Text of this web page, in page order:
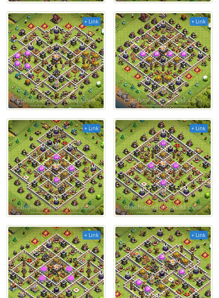
+ Link + Link
+ Link + Link
+ Link + Link